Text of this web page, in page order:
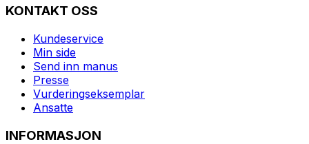
KONTAKT OSS
Kundeservice
Min side
Send inn manus
Presse
Vurderingseksemplar
Ansatte
INFORMASJON